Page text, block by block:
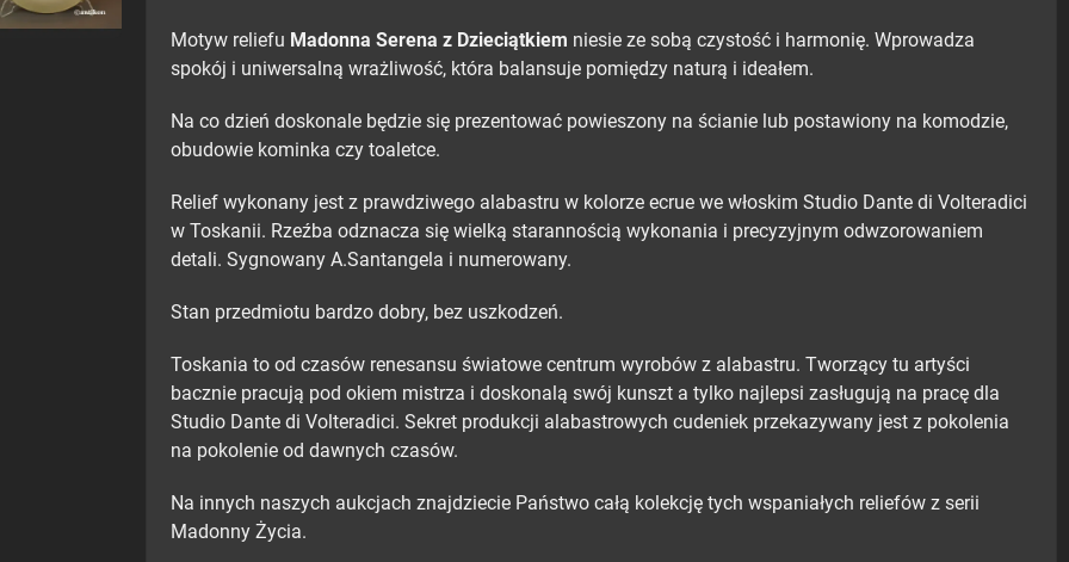
Motyw reliefu Madonna Serena z Dzieciątkiem niesie ze sobą czystość i harmonię. Wprowadza
spokój i uniwersalną wrażliwość, która balansuje pomiędzy naturą i ideałem.
Na co dzień doskonale będzie się prezentować powieszony na ścianie lub postawiony na komodzie,
obudowie kominka czy toaletce.
Relief wykonany jest z prawdziwego alabastru w kolorze ecrue we włoskim Studio Dante di Volteradici
w Toskanii. Rzeźba odznacza się wielką starannością wykonania i precyzyjnym odwzorowaniem
detali. Sygnowany A.Santangela i numerowany.
Stan przedmiotu bardzo dobry, bez uszkodzeń.
Toskania to od czasów renesansu światowe centrum wyrobów z alabastru. Tworzący tu artyści
bacznie pracują pod okiem mistrza i doskonalą swój kunszt a tylko najlepsi zasługują na pracę dla
Studio Dante di Volteradici. Sekret produkcji alabastrowych cudeniek przekazywany jest z pokolenia
na pokolenie od dawnych czasów.
Na innych naszych aukcjach znajdziecie Państwo całą kolekcję tych wspaniałych reliefów z serii
Madonny Życia.